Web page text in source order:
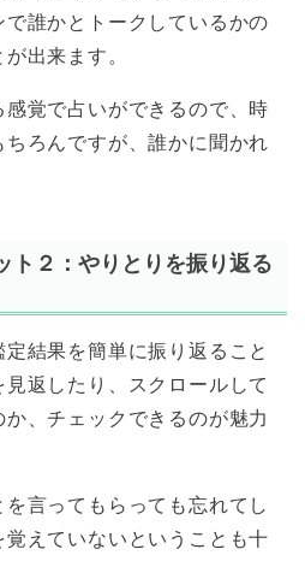
誰かとトークしているかの
出来ます。
覚で占いができるので、時
ろんですが、誰かに聞かれ
ト２：やりとりを振り返る
結果を簡単に振り返ること
返したり、スクロールして
、チェックできるのが魅力
言ってもらっても忘れてし
えていないということも十